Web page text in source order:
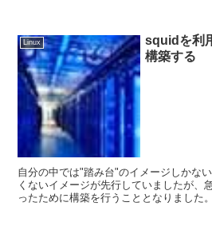
Linux
squidを利
構築する
自分の中では"踏み台"のイメージしかな
くないイメージが先行していましたが、
ったために構築を行うこととなりました。 yumを利用してイン